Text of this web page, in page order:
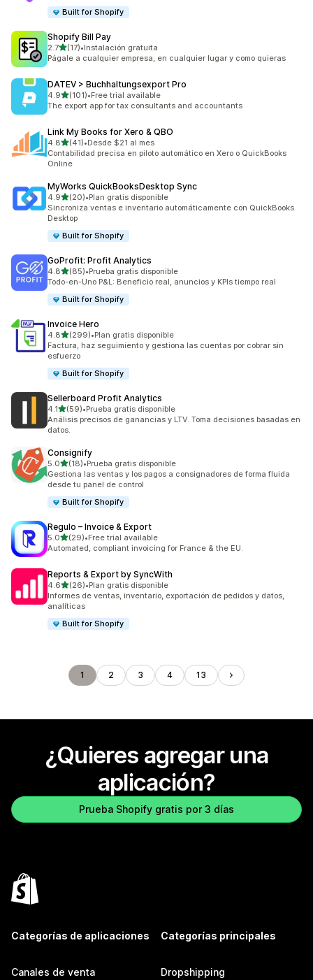
Built for Shopify
Shopify Bill Pay
2.7de 5 estrellas
(17)
17 reseñas en total
•Instalación gratuita
Págale a cualquier empresa, en cualquier lugar y como quieras
DATEV > Buchhaltungsexport Pro
4.9de 5 estrellas
(101)
101 reseñas en total
•Free trial available
The export app for tax consultants and accountants
Link My Books for Xero & QBO
4.8de 5 estrellas
(41)
41 reseñas en total
•Desde $21 al mes
Contabilidad precisa en piloto automático en Xero o QuickBooks
Online
MyWorks QuickBooksDesktop Sync
4.9de 5 estrellas
(20)
20 reseñas en total
•Plan gratis disponible
Sincroniza ventas e inventario automáticamente con QuickBooks
Desktop
Built for Shopify
GoProfit: Profit Analytics
4.8de 5 estrellas
(85)
85 reseñas en total
•Prueba gratis disponible
Todo-en-Uno P&L: Beneficio real, anuncios y KPIs tiempo real
Built for Shopify
Invoice Hero
4.8de 5 estrellas
(299)
299 reseñas en total
•Plan gratis disponible
Factura, haz seguimiento y gestiona las cuentas por cobrar sin
esfuerzo
Built for Shopify
Sellerboard Profit Analytics
4.1de 5 estrellas
(59)
59 reseñas en total
•Prueba gratis disponible
Análisis precisos de ganancias y LTV. Toma decisiones basadas en
datos.
Consignify
5.0de 5 estrellas
(18)
18 reseñas en total
•Prueba gratis disponible
Gestiona las ventas y los pagos a consignadores de forma fluida
desde tu panel de control
Built for Shopify
Regulo – Invoice & Export
5.0de 5 estrellas
(29)
29 reseñas en total
•Free trial available
Automated, compliant invoicing for France & the EU.
Reports & Export by SyncWith
4.6de 5 estrellas
(26)
26 reseñas en total
•Plan gratis disponible
Informes de ventas, inventario, exportación de pedidos y datos,
analíticas
Built for Shopify
1 2 3 4 13
¿Quieres agregar una
aplicación?
Prueba Shopify gratis por 3 días
Categorías de aplicaciones
Canales de venta
Categorías principales
Dropshipping